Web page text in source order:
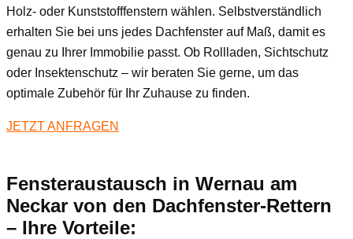
Holz- oder Kunststofffenstern wählen. Selbstverständlich
erhalten Sie bei uns jedes Dachfenster auf Maß, damit es
genau zu Ihrer Immobilie passt. Ob Rollladen, Sichtschutz
oder Insektenschutz – wir beraten Sie gerne, um das
optimale Zubehör für Ihr Zuhause zu finden.
JETZT ANFRAGEN
Fensteraustausch in Wernau am
Neckar von den Dachfenster-Rettern
– Ihre Vorteile: